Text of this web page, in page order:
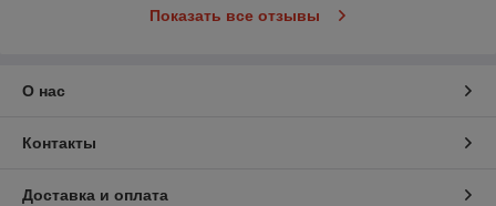
Показать все отзывы
О нас
Контакты
Доставка и оплата